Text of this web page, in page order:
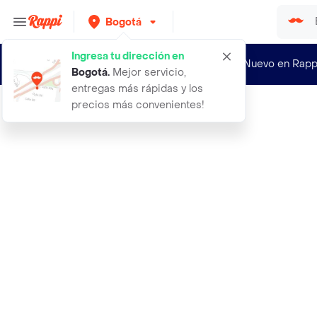
Bogotá
Ingresa tu dirección en
Bogotá. Mejor servicio,
entregas más rápidas y los
precios más convenientes!
¿Nuevo en
aceite viteli girasol